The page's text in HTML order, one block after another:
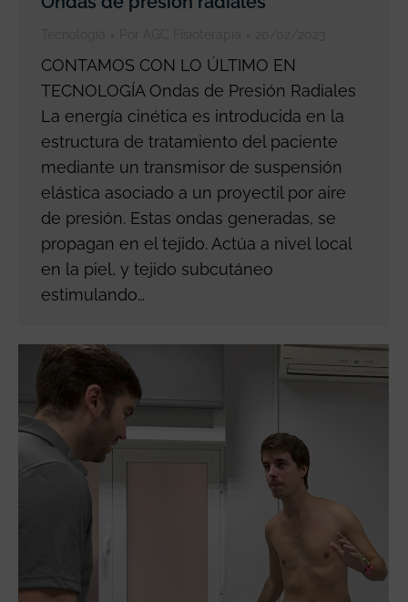
CONTAMOS CON LO ÚLTIMO EN
TECNOLOGÍA Ondas de Presión Radiales
La energía cinética es introducida en la
estructura de tratamiento del paciente
mediante un transmisor de suspensión
elástica asociado a un proyectil por aire
de presión. Estas ondas generadas, se
propagan en el tejido. Actúa a nivel local
en la piel, y tejido subcutáneo
estimulando…